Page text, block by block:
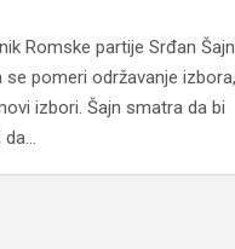
Romske partije Srđan Šajn
se pomeri održavanje izbora,
izbori. Šajn smatra da bi